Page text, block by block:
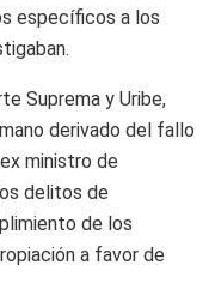
específicos a los
Suprema y Uribe,
derivado del fallo
ministro de
delitos de
de los
a favor de